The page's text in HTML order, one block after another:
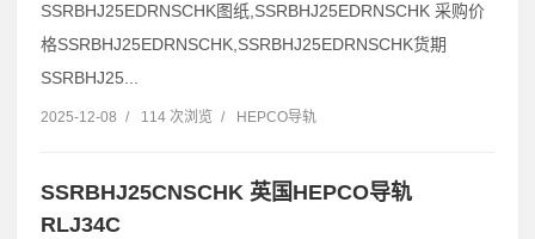
SSRBHJ25EDRNSCHK图纸,SSRBHJ25EDRNSCHK 采购价
格SSRBHJ25EDRNSCHK,SSRBHJ25EDRNSCHK货期
SSRBHJ25...
2025-12-08 / 114 次浏览 / HEPCO导轨
SSRBHJ25CNSCHK 英国HEPCO导轨
RLJ34C